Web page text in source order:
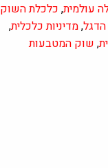
עולמית, כלכלת השוק
,מדיניות כלכלית,
, שוק המטבעות